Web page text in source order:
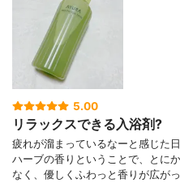
5.00
リラックスできる入浴剤?
疲れが溜まっているなーと感じた
ハーブの香りということで、とに
なく、優しくふわっと香りが広が